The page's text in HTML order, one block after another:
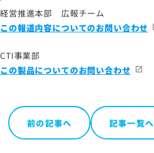
経営推進本部 広報チーム
この報道内容についてのお問い合わせ
CTI事業部
この製品についてのお問い合わせ
前の記事へ 記事一覧へ